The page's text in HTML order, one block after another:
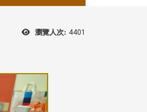
瀏覽人次: 4401